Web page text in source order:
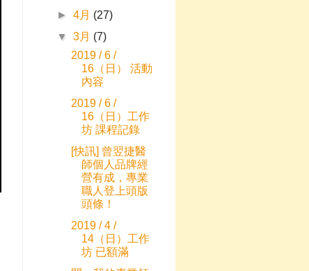
►4月 (27)
▼3月 (7)
2019 / 6 /
16（日） 活動
內容
2019 / 6 /
16（日）工作
坊 課程記錄
[快訊] 曾翌捷醫
師個人品牌經
營有成，專業
職人登上頭版
頭條！
2019 / 4 /
14（日）工作
坊 已額滿